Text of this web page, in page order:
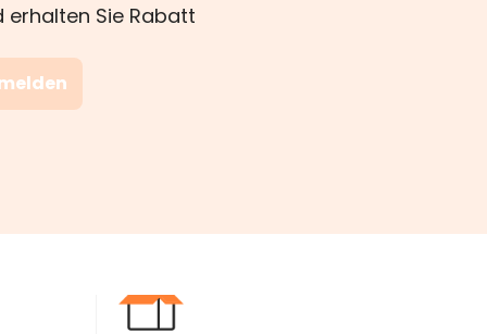
erhalten Sie Rabatt